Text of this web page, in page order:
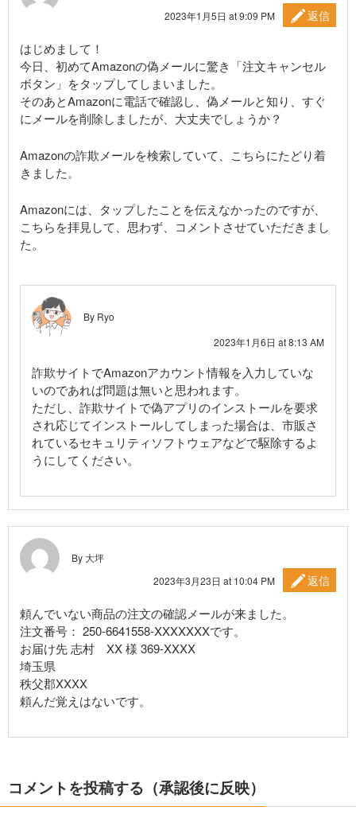
2023年1月5日 at 9:09 PM
返信
はじめまして！
今日、初めてAmazonの偽メールに驚き「注文キャンセル
ボタン」をタップしてしまいました。
そのあとAmazonに電話で確認し、偽メールと知り、すぐ
にメールを削除しましたが、大丈夫でしょうか？
Amazonの詐欺メールを検索していて、こちらにたどり着
きました。
Amazonには、タップしたことを伝えなかったのですが、
こちらを拝見して、思わず、コメントさせていただきまし
た。
By Ryo
2023年1月6日 at 8:13 AM
詐欺サイトでAmazonアカウント情報を入力していな
いのであれば問題は無いと思われます。
ただし、詐欺サイトで偽アプリのインストールを要求
され応じてインストールしてしまった場合は、市販さ
れているセキュリティソフトウェアなどで駆除するよ
うにしてください。
By 大坪
2023年3月23日 at 10:04 PM
返信
頼んでいない商品の注文の確認メールが来ました。
注文番号： 250-6641558-XXXXXXXです。
お届け先 志村 XX 様 369-XXXX
埼玉県
秩父郡XXXX
頼んだ覚えはないです。
コメントを投稿する（承認後に反映）